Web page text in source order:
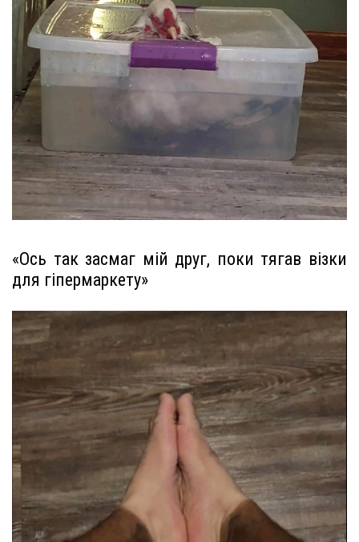
«Ось так засмаг мій друг, поки тягав візки
для гіпермаркету»